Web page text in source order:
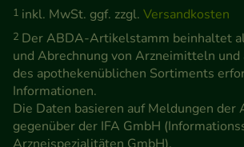
1 inkl. MwSt. ggf. zzgl. Versandkosten
2 Der ABDA-Artikelstamm beinhaltet
und Abrechnung von Arzneimitteln
des apothekenüblichen Sortiments
Informationen.
Die Daten basieren auf Meldungen der
gegenüber der IFA GmbH